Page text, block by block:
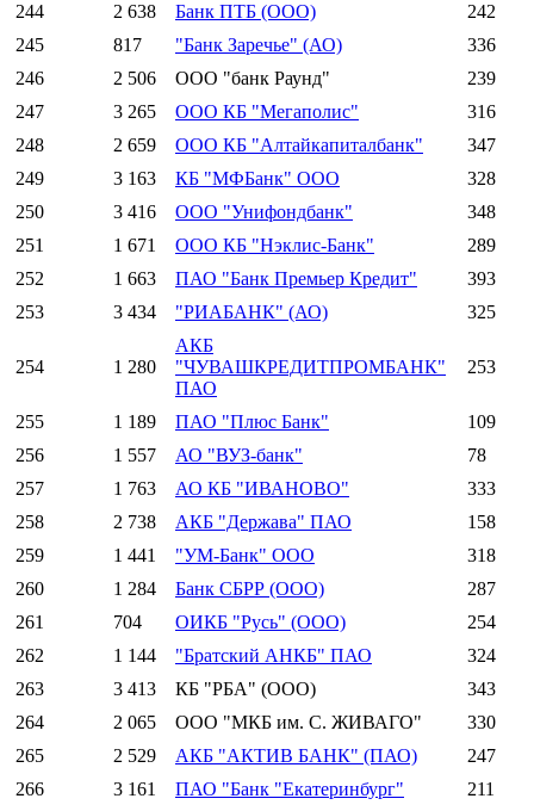
244 2 638 Банк ПТБ (ООО)
242
245
817 "Банк Заречье" (АО)
336
246
2 506 ООО "банк Раунд"
239
247
3 265 ООО КБ "Мегаполис"
316
248
2 659 ООО КБ "Алтайкапиталбанк"
347
249
3 163 КБ "МФБанк" ООО
328
250
3 416 ООО "Унифондбанк"
348
251
1 671 ООО КБ "Нэклис-Банк"
289
252
1 663 ПАО "Банк Премьер Кредит"
393
253
3 434 "РИАБАНК" (АО) 325
254 1 280
АКБ
"ЧУВАШКРЕДИТПРОМБАНК"
ПАО
253
255 1 189 ПАО "Плюс Банк"
109
256
1 557 АО "ВУЗ-банк"
78
257
1 763 АО КБ "ИВАНОВО"
333
258
2 738 АКБ "Держава" ПАО
158
259
1 441 "УМ-Банк" ООО
318
260
1 284 Банк СБРР (ООО)
287
261
704 ОИКБ "Русь" (ООО)
254
262
1 144 "Братский АНКБ" ПАО
324
263
3 413 КБ "РБА" (ООО)
343
264
2 065 ООО "МКБ им. С. ЖИВАГО"
330
265
2 529 АКБ "АКТИВ БАНК" (ПАО)
247
266
3 161 ПАО "Банк "Екатеринбург"
211